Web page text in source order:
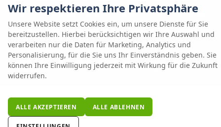
Kraftstoffverbrauch, die offiziellen spezifischen CO 2 -Emissionen und den
offiziellen Stromverbrauch neuer PKW' entnommen werden, der an allen
Verkaufsstellen und bei der 'Deutschen Automobil Treuhand GmbH'
unentgeltlich erhältlich ist unter www.dat.de.
AUTO HÜNN OHG
Wörth an der
Donau,09482/80248-0 Powered by Autrado
Wir respektieren Ihre Privatsphäre
Unsere Website setzt Cookies ein, um unsere Dienste für Sie
bereitzustellen. Hierbei berücksichtigen wir Ihre Auswahl und
verarbeiten nur die Daten für Marketing, Analytics und
Personalisierung, für die Sie uns Ihr Einverständnis geben. Sie
können Ihre Einwilligung jederzeit mit Wirkung für die Zukunft
widerrufen.
ALLE AKZEPTIEREN ALLE ABLEHNEN